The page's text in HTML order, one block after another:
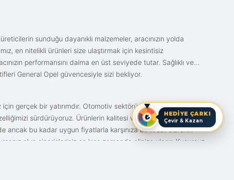
HEDİYE ÇARKI
Çevir & Kazan
sunduğu dayanıklı malzemeler, aracınızın yolda
en nitelikli ürünleri size ulaştırmak için kesintisiz
performansını daima en üst seviyede tutar. Sağlıklı ve
General Opel güvencesiyle sizi bekliyor.
için gerçek bir yatırımdır. Otomotiv sektörünün en çok
sürdürüyoruz. Ürünlerin kalitesi ve bunun fiyat karşılığı
ancak bu kadar uygun fiyatlarla karşınıza bir fırsat olarak
olun siparişleriniz en kısa zamanda elinize ulaşır. Kusursuz